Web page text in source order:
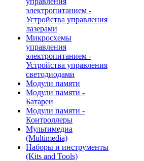
электропитанием -
Устройства управления
лазерами
Микросхемы
управления
электропитанием -
Устройства управления
светодиодами
Модули памяти
Модули памяти -
Батареи
Модули памяти -
Контроллеры
Мультимедиа
(Multimedia)
Наборы и инструменты
(Kits and Tools)